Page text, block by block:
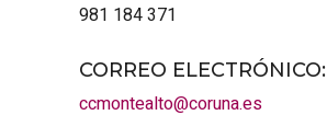
981 184 371
CORREO ELECTRÓNICO:
ccmontealto@coruna.es